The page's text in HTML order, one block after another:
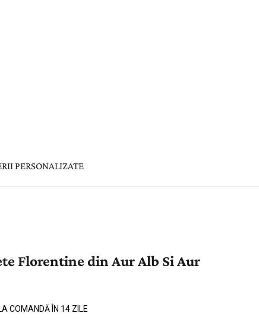
PERSONALIZATE
Florentine din Aur Alb Si Aur
COMANDĂ ÎN 14 ZILE